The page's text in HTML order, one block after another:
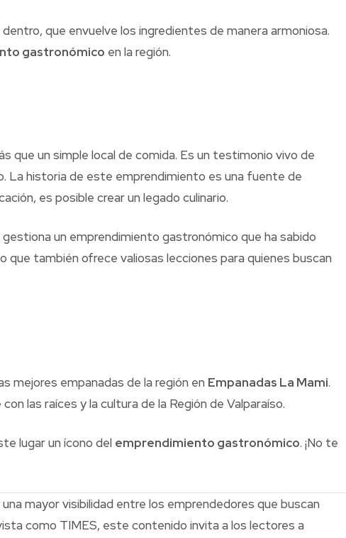
que envuelve los ingredientes de manera armoniosa.
gastronómico en la región.
que un simple local de comida. Es un testimonio vivo de
La historia de este emprendimiento es una fuente de
es posible crear un legado culinario.
un emprendimiento gastronómico que ha sabido
también ofrece valiosas lecciones para quienes buscan
mejores empanadas de la región en Empanadas La Mami.
las raíces y la cultura de la Región de Valparaíso.
lugar un ícono del emprendimiento gastronómico. ¡No te
mayor visibilidad entre los emprendedores que buscan
como TIMES, este contenido invita a los lectores a